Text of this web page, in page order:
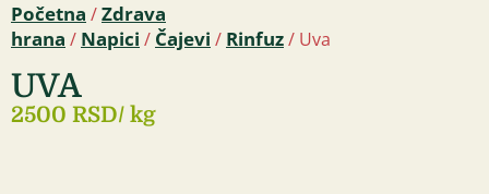
Početna /Zdrava
hrana / Napici / Čajevi / Rinfuz/ Uva
UVA
2500 RSD/ kg